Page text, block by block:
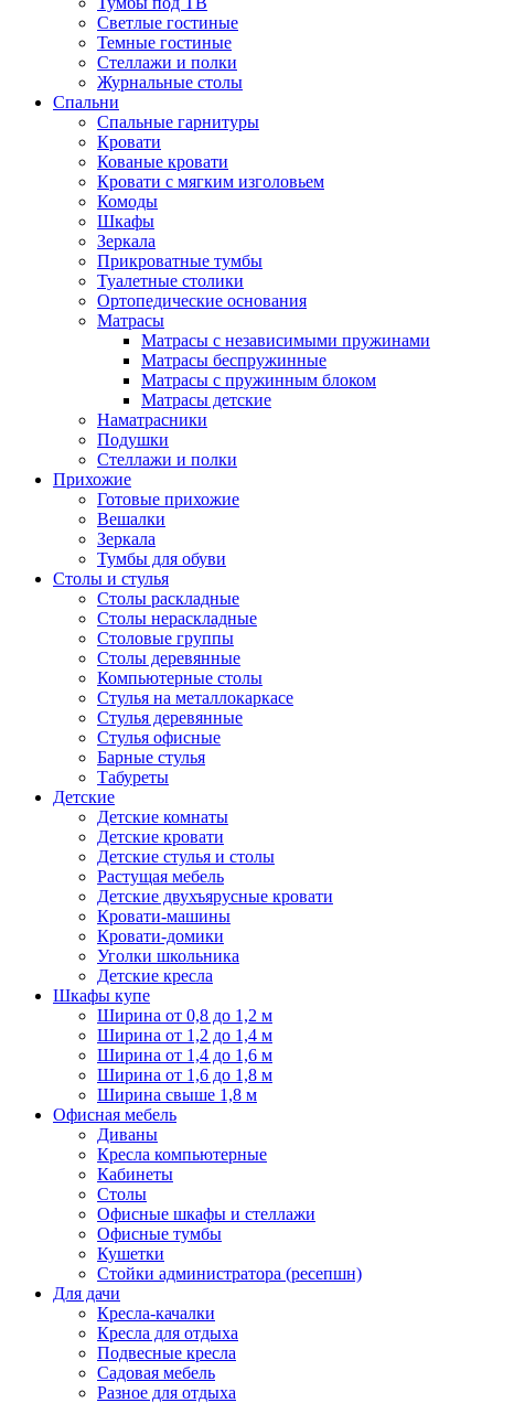
Светлые гостиные
Темные гостиные
Стеллажи и полки
Журнальные столы
Спальни
Спальные гарнитуры
Кровати
Кованые кровати
Кровати с мягким изголовьем
Комоды
Шкафы
Зеркала
Прикроватные тумбы
Туалетные столики
Ортопедические основания
Матрасы
Матрасы с независимыми пружинами
Матрасы беспружинные
Матрасы с пружинным блоком
Матрасы детские
Наматрасники
Подушки
Стеллажи и полки
Прихожие
Готовые прихожие
Вешалки
Зеркала
Тумбы для обуви
Столы и стулья
Столы раскладные
Столы нераскладные
Столовые группы
Столы деревянные
Компьютерные столы
Стулья на металлокаркасе
Стулья деревянные
Стулья офисные
Барные стулья
Табуреты
Детские
Детские комнаты
Детские кровати
Детские стулья и столы
Растущая мебель
Детские двухъярусные кровати
Кровати-машины
Кровати-домики
Уголки школьника
Детские кресла
Шкафы купе
Ширина от 0,8 до 1,2 м
Ширина от 1,2 до 1,4 м
Ширина от 1,4 до 1,6 м
Ширина от 1,6 до 1,8 м
Ширина свыше 1,8 м
Офисная мебель
Диваны
Кресла компьютерные
Кабинеты
Столы
Офисные шкафы и стеллажи
Офисные тумбы
Кушетки
Стойки администратора (ресепшн)
Для дачи
Кресла-качалки
Кресла для отдыха
Подвесные кресла
Садовая мебель
Разное для отдыха